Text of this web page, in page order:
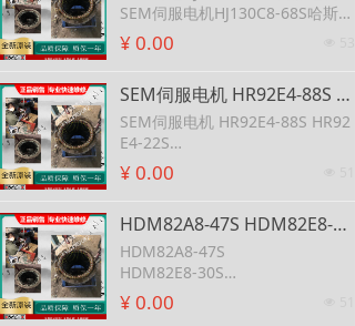
SEM伺服电机HJ130C8-68S哈斯机
床
¥ 0.00
SEM伺服电机 HR92E4-88S HR92E4-22S 英国伺服电机 HR92E4-64S SEM伺服电机
SEM伺服电机 HR92E4-88S HR92
E4-22S
英国伺服电机 HR92E4-64S SEM
伺服电机
¥ 0.00
HDM82A8-47S HDM82E8-30S HDM82E8-76S HDM105C10-77S SEM 电机
HDM82A8-47S
HDM82E8-30S
HDM82E8-76S
HDM105C10-77S SEM 电机
¥ 0.00